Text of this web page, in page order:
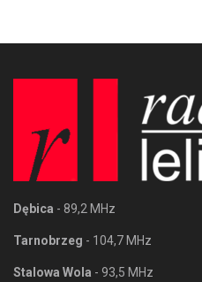
Dębica - 89,2 MHz
Tarnobrzeg - 104,7 MHz
Stalowa Wola - 93,5 MHz